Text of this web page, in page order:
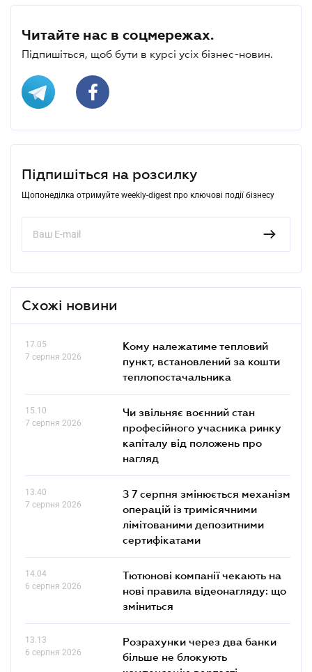
Читайте нас в соцмережах.
Підпишіться, щоб бути в курсі усіх бізнес-новин.
Підпишіться на розсилку
Щопонеділка отримуйте weekly-digest про ключові події бізнесу
Схожі новини
17.05
7 серпня 2026
Кому належатиме тепловий
пункт, встановлений за кошти
теплопостачальника
15.10
7 серпня 2026
Чи звільняє воєнний стан
професійного учасника ринку
капіталу від положень про
нагляд
13.40
7 серпня 2026
З 7 серпня змінюється механізм
операцій із тримісячними
лімітованими депозитними
сертифікатами
14.04
6 серпня 2026
Тютюнові компанії чекають на
нові правила відеонагляду: що
зміниться
13.13
6 серпня 2026
Розрахунки через два банки
більше не блокують